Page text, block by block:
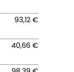
93,12 €
40,66 €